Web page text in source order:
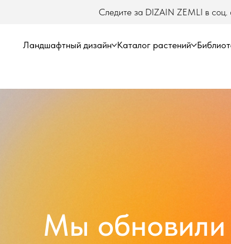
Следите за DIZAIN ZEMLI в соц.
Ландшафтный дизайн Каталог растений
Мы